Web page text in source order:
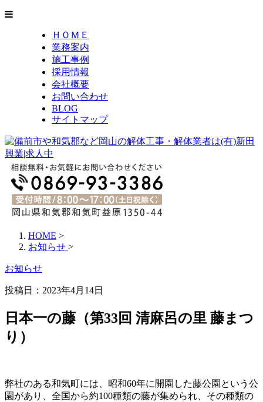
ＨＯＭＥ
業務案内
施工事例
採用情報
会社概要
お問い合わせ
BLOG
サイトマップ
HOME >
お知らせ >
お知らせ
投稿日： 2023年4月14日
日本一の藤（第33回 清麻呂の里 藤まつ
り）
弊社のある和気町には、昭和60年に開園した藤公園という公
園があり、全国から約100種類の藤が集められ、その種類の